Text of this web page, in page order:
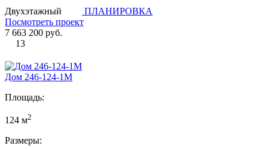
Двухэтажный
ПЛАНИРОВКА
Посмотреть проект
7 663 200 руб.
13
Дом 246-124-1М
Площадь:
124 м2
Размеры: